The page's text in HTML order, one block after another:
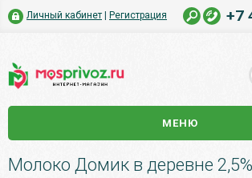
Личный кабинет Регистрация +7
МЕНЮ